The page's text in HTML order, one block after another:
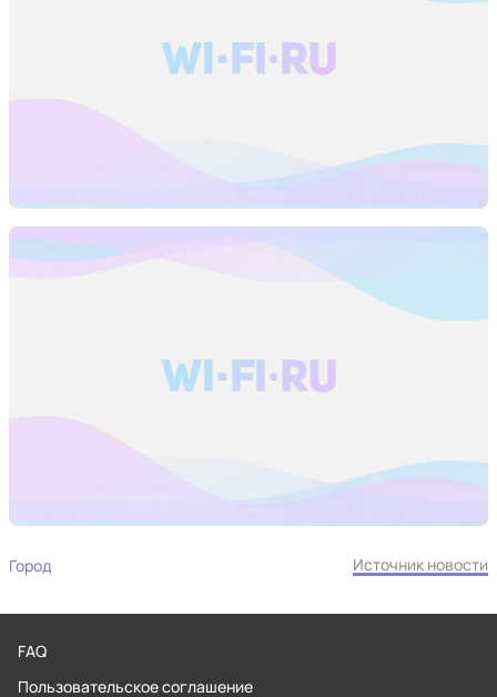
Город Источник новости
FAQ
Пользовательское соглашение